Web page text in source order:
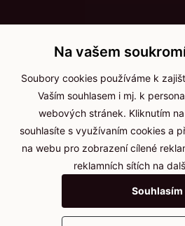
+420 736
Po - pá: 8:00 -
info@jma-
Důležité
Ochrana
Cookies
Na vašem
Soubory cookies používáme k
Vaším souhlasem i mj. k
webových stránek. Kliknutím na
souhlasíte s využívaním cookies a
na webu pro zobrazení cílené
reklamních sítích na
Souhlasím